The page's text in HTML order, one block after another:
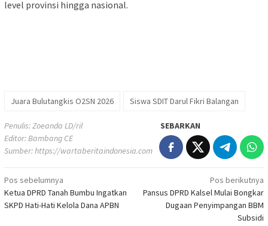
level provinsi hingga nasional.
Juara Bulutangkis O2SN 2026 Siswa SDIT Darul Fikri Balangan
Penulis: Zoeanda LD/ril
Editor: Bambang CE
Sumber:https://wartaberitaindonesia.com
SEBARKAN
Navigasi
pos
Pos sebelumnya
Ketua DPRD Tanah Bumbu Ingatkan
SKPD Hati-Hati Kelola Dana APBN
Pos berikutnya
Pansus DPRD Kalsel Mulai Bongkar
Dugaan Penyimpangan BBM
Subsidi